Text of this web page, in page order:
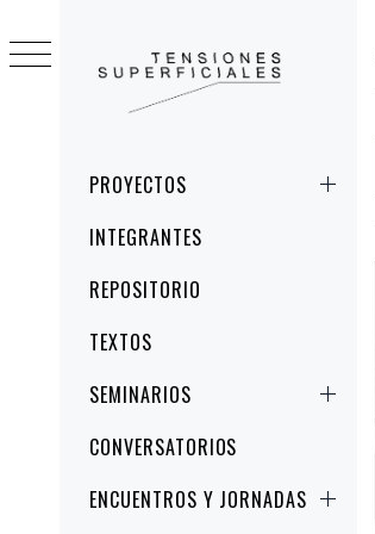
principalPROYECTOS
INTEGRANTES
REPOSITORIO
TEXTOS
SEMINARIOS
CONVERSATORIOS
ENCUENTROS Y JORNADAS
al
contenido